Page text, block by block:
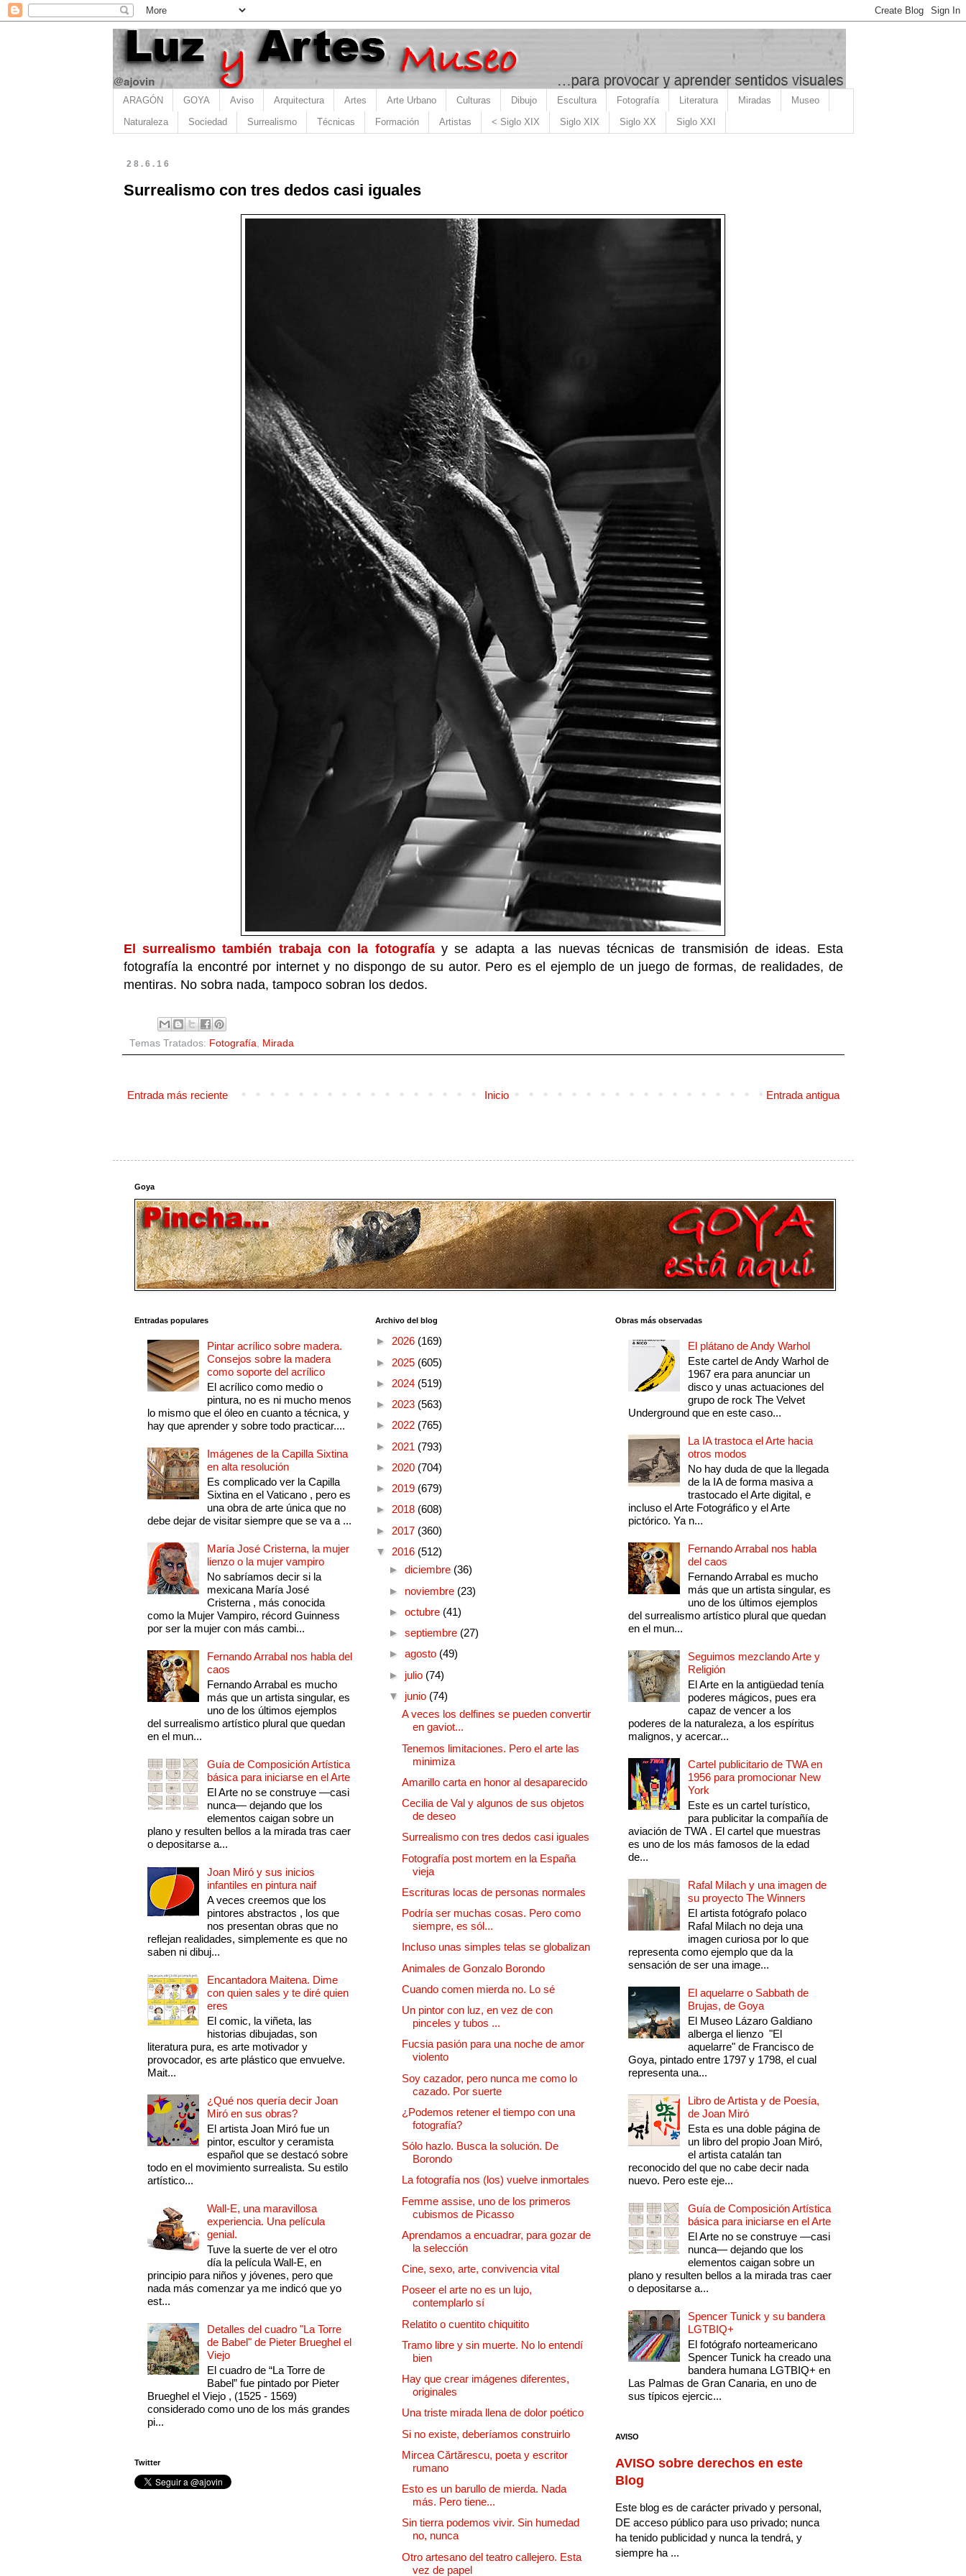
ARAGÓN GOYA Aviso Arquitectura Artes Arte Urbano Culturas Dibujo Escultura Fotografía Literatura Miradas Museo
Naturaleza Sociedad Surrealismo Técnicas Formación Artistas < Siglo XIX Siglo XIX Siglo XX Siglo XXI
28.6.16
Surrealismo con tres dedos casi iguales
El surrealismo también trabaja con la fotografíay se adapta a las nuevas técnicas de transmisión de ideas. Esta
fotografía la encontré por internet y no dispongo de su autor. Pero es el ejemplo de un juego de formas, de realidades, de
mentiras. No sobra nada, tampoco sobran los dedos.
Temas Tratados: Fotografía Mirada
Entrada más reciente Entrada antigua
Inicio
Goya
Entradas populares
Pintar acrílico sobre madera.
Consejos sobre la madera
como soporte del acrílico
El acrílico como medio o
pintura, no es ni mucho menos
lo mismo que el óleo en cuanto a técnica, y
hay que aprender y sobre todo practicar....
Imágenes de la Capilla Sixtina
en alta resolución
Es complicado ver la Capilla
Sixtina en el Vaticano , pero es
una obra de arte única que no
debe dejar de visitar siempre que se va a ...
María José Cristerna, la mujer
lienzo o la mujer vampiro
No sabríamos decir si la
mexicana María José
Cristerna , más conocida
como la Mujer Vampiro, récord Guinness
por ser la mujer con más cambi...
Fernando Arrabal nos habla del
caos
Fernando Arrabal es mucho
más que un artista singular, es
uno de los últimos ejemplos
del surrealismo artístico plural que quedan
en el mun...
Guía de Composición Artística
básica para iniciarse en el Arte
El Arte no se construye —casi
nunca— dejando que los
elementos caigan sobre un
plano y resulten bellos a la mirada tras caer
o depositarse a...
Joan Miró y sus inicios
infantiles en pintura naif
A veces creemos que los
pintores abstractos , los que
nos presentan obras que no
reflejan realidades, simplemente es que no
saben ni dibuj...
Encantadora Maitena. Dime
con quien sales y te diré quien
eres
El comic, la viñeta, las
historias dibujadas, son
literatura pura, es arte motivador y
provocador, es arte plástico que envuelve.
Mait...
¿Qué nos quería decir Joan
Miró en sus obras?
El artista Joan Miró fue un
pintor, escultor y ceramista
español que se destacó sobre
todo en el movimiento surrealista. Su estilo
artístico...
Wall-E, una maravillosa
experiencia. Una película
genial.
Tuve la suerte de ver el otro
día la película Wall-E, en
principio para niños y jóvenes, pero que
nada más comenzar ya me indicó que yo
est...
Detalles del cuadro "La Torre
de Babel" de Pieter Brueghel el
Viejo
El cuadro de “La Torre de
Babel” fue pintado por Pieter
Brueghel el Viejo , (1525 - 1569)
considerado como uno de los más grandes
pi...
Twitter
Archivo del blog
► 2026 (169)
► 2025 (605)
► 2024 (519)
► 2023 (563)
► 2022 (765)
► 2021 (793)
► 2020 (704)
► 2019 (679)
► 2018 (608)
► 2017 (360)
▼ 2016 (512)
► diciembre (36)
► noviembre (23)
► octubre (41)
► septiembre (27)
► agosto (49)
► julio (74)
▼ junio (74)
A veces los delfines se pueden convertir
en gaviot...
Tenemos limitaciones. Pero el arte las
minimiza
Amarillo carta en honor al desaparecido
Cecilia de Val y algunos de sus objetos
de deseo
Surrealismo con tres dedos casi iguales
Fotografía post mortem en la España
vieja
Escrituras locas de personas normales
Podría ser muchas cosas. Pero como
siempre, es sól...
Incluso unas simples telas se globalizan
Animales de Gonzalo Borondo
Cuando comen mierda no. Lo sé
Un pintor con luz, en vez de con
pinceles y tubos ...
Fucsia pasión para una noche de amor
violento
Soy cazador, pero nunca me como lo
cazado. Por suerte
¿Podemos retener el tiempo con una
fotografía?
Sólo hazlo. Busca la solución. De
Borondo
La fotografía nos (los) vuelve inmortales
Femme assise, uno de los primeros
cubismos de Picasso
Aprendamos a encuadrar, para gozar de
la selección
Cine, sexo, arte, convivencia vital
Poseer el arte no es un lujo,
contemplarlo sí
Relatito o cuentito chiquitito
Tramo libre y sin muerte. No lo entendí
bien
Hay que crear imágenes diferentes,
originales
Una triste mirada llena de dolor poético
Si no existe, deberíamos construirlo
Mircea Cărtărescu, poeta y escritor
rumano
Esto es un barullo de mierda. Nada
más. Pero tiene...
Sin tierra podemos vivir. Sin humedad
no, nunca
Otro artesano del teatro callejero. Esta
vez de papel
Obras más observadas
El plátano de Andy Warhol
Este cartel de Andy Warhol de
1967 era para anunciar un
disco y unas actuaciones del
grupo de rock The Velvet
Underground que en este caso...
La IA trastoca el Arte hacia
otros modos
No hay duda de que la llegada
de la IA de forma masiva a
trastocado el Arte digital, e
incluso el Arte Fotográfico y el Arte
pictórico. Ya n...
Fernando Arrabal nos habla
del caos
Fernando Arrabal es mucho
más que un artista singular, es
uno de los últimos ejemplos
del surrealismo artístico plural que quedan
en el mun...
Seguimos mezclando Arte y
Religión
El Arte en la antigüedad tenía
poderes mágicos, pues era
capaz de vencer a los
poderes de la naturaleza, a los espíritus
malignos, y acercar...
Cartel publicitario de TWA en
1956 para promocionar New
York
Este es un cartel turístico,
para publicitar la compañía de
aviación de TWA . El cartel que muestras
es uno de los más famosos de la edad
de...
Rafal Milach y una imagen de
su proyecto The Winners
El artista fotógrafo polaco
Rafal Milach no deja una
imagen curiosa por lo que
representa como ejemplo que da la
sensación de ser una image...
El aquelarre o Sabbath de
Brujas, de Goya
El Museo Lázaro Galdiano
alberga el lienzo "El
aquelarre" de Francisco de
Goya, pintado entre 1797 y 1798, el cual
representa una...
Libro de Artista y de Poesía,
de Joan Miró
Esta es una doble página de
un libro del propio Joan Miró,
el artista catalán tan
reconocido del que no cabe decir nada
nuevo. Pero este eje...
Guía de Composición Artística
básica para iniciarse en el Arte
El Arte no se construye —casi
nunca— dejando que los
elementos caigan sobre un
plano y resulten bellos a la mirada tras caer
o depositarse a...
Spencer Tunick y su bandera
LGTBIQ+
El fotógrafo norteamericano
Spencer Tunick ha creado una
bandera humana LGTBIQ+ en
Las Palmas de Gran Canaria, en uno de
sus típicos ejercic...
AVISO
AVISO sobre derechos en este
Blog
Este blog es de carácter privado y personal,
DE acceso público para uso privado; nunca
ha tenido publicidad y nunca la tendrá, y
siempre ha ...